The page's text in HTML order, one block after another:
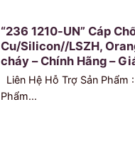
“236 1210-UN” Cáp
Cu/Silicon//LSZH,
cháy – Chính Hãng –
Liên Hệ Hỗ Trợ Sản
Phẩm...